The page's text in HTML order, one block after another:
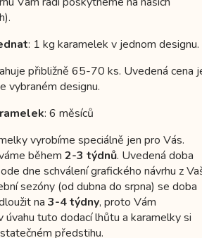
: 1 kg karamelek v jednom designu.
přibližně 65-70 ks. Uvedená cena
vybraném designu.
: 6 měsíců
vyrobíme speciálně jen pro Vás.
během 2-3 týdnů. Uvedená doba
dne schválení grafického návrhu z
sezóny (od dubna do srpna) se doba
na 3-4 týdny, proto Vám
úvahu tuto dodací lhůtu a karamelky si
předstihu.